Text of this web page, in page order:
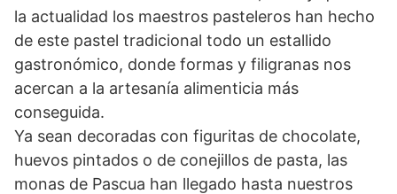
la actualidad los maestros pasteleros han hecho
de este pastel tradicional todo un estallido
gastronómico, donde formas y filigranas nos
acercan a la artesanía alimenticia más
conseguida.
Ya sean decoradas con figuritas de chocolate,
huevos pintados o de conejillos de pasta, las
monas de Pascua han llegado hasta nuestros